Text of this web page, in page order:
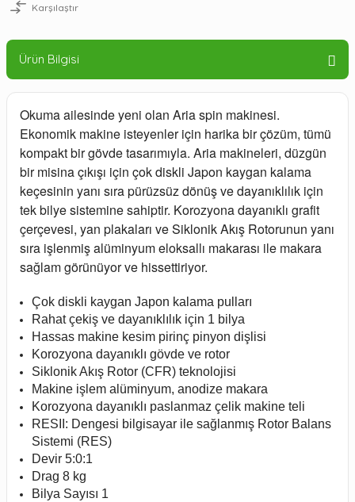
Karşılaştır
Ürün Bilgisi
Okuma ailesinde yeni olan Aria spin makinesi.
Ekonomik makine isteyenler için harika bir çözüm, tümü
kompakt bir gövde tasarımıyla. Aria makineleri, düzgün
bir misina çıkışı için çok diskli Japon kaygan kalama
keçesinin yanı sıra pürüzsüz dönüş ve dayanıklılık için
tek bilye sistemine sahiptir. Korozyona dayanıklı grafit
çerçevesi, yan plakaları ve Siklonik Akış Rotorunun yanı
sıra işlenmiş alüminyum eloksallı makarası ile makara
sağlam görünüyor ve hissettiriyor.
Çok diskli kaygan Japon kalama pulları
Rahat çekiş ve dayanıklılık için 1 bilya
Hassas makine kesim pirinç pinyon dişlisi
Korozyona dayanıklı gövde ve rotor
Siklonik Akış Rotor (CFR) teknolojisi
Makine işlem alüminyum, anodize makara
Korozyona dayanıklı paslanmaz çelik makine teli
RESII: Dengesi bilgisayar ile sağlanmış Rotor Balans
Sistemi (RES)
Devir 5:0:1
Drag 8 kg
Bilya Sayısı 1